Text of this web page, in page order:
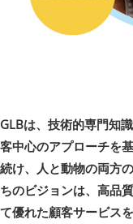
GLBは、技術的専門知
客中心のアプローチを
続け、人と動物の両方
ちのビジョンは、高品
て優れた顧客サービス